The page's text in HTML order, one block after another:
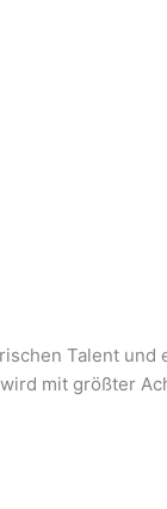
Talent und
mit größter